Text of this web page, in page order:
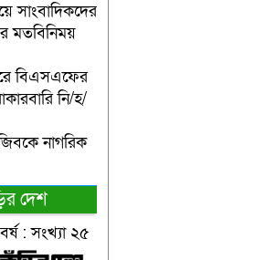
সাংবাদিকদের
মতবিনিময়
বিএসএফের
নি/হ/
নাগরিক
দেশ
: সংখ্যা ২৫